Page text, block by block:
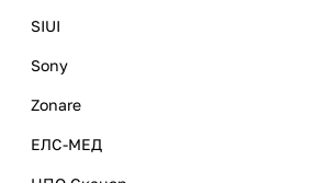
SIUI
Sony
Zonare
ЕЛС-МЕД